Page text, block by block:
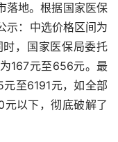
落地。根据国家医保
示：中选价格区间为
，国家医保局委托
167元至656元。最
至6191元，如全部
以下，彻底破解了